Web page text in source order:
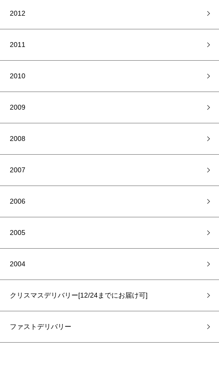
2012
2011
2010
2009
2008
2007
2006
2005
2004
クリスマスデリバリー[12/24までにお届け可]
ファストデリバリー